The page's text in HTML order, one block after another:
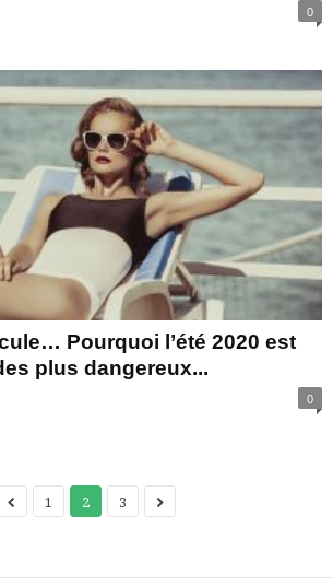
0
Pourquoi l’été 2020 est
plus dangereux...
0
1 2 3